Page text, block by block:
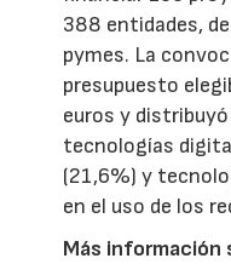
388 entidades,
pymes. La
presupuesto
euros y
tecnologías
(21,6%) y
en el uso de los
Más